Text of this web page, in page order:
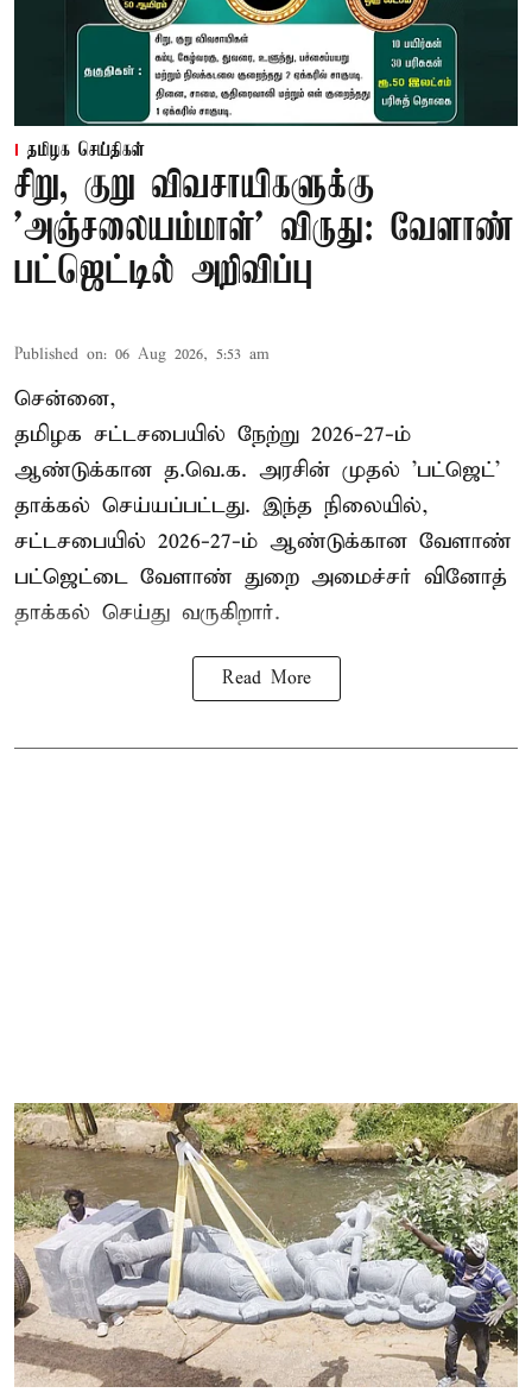
தமிழக செய்திகள்
சிறு, குறு விவசாயிகளுக்கு
'அஞ்சலையம்மாள்' விருது: வேளாண்
பட்ஜெட்டில் அறிவிப்பு
Published on: 06 Aug 2026, 5:53 am
சென்னை,
தமிழக சட்டசபையில் நேற்று 2026-27-ம்
ஆண்டுக்கான த.வெ.க. அரசின் முதல் 'பட்ஜெட்'
தாக்கல் செய்யப்பட்டது. இந்த நிலையில்,
சட்டசபையில் 2026-27-ம் ஆண்டுக்கான வேளாண்
பட்ஜெட்டை வேளாண் துறை அமைச்சர் வினோத்
தாக்கல் செய்து வருகிறார்.
Read More